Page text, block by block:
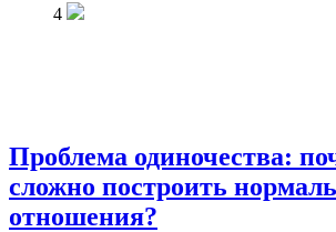
4
Проблема одиночества:
сложно построить
отношения?